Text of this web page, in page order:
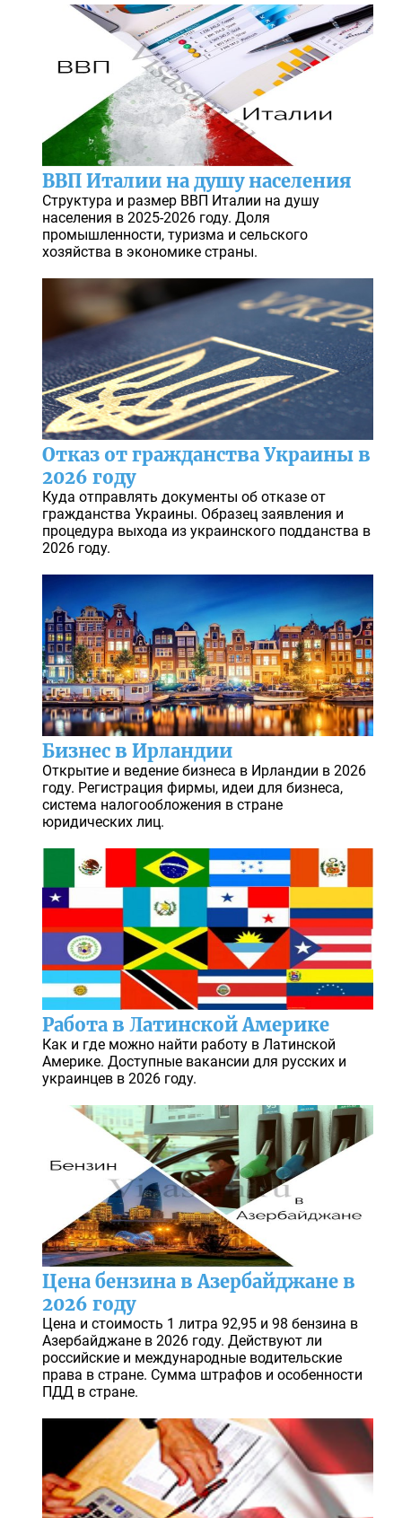
ВВП Италии на душу населения
Структура и размер ВВП Италии на душу
населения в 2025-2026 году. Доля
промышленности, туризма и сельского
хозяйства в экономике страны.
Отказ от гражданства Украины в
2026 году
Куда отправлять документы об отказе от
гражданства Украины. Образец заявления и
процедура выхода из украинского подданства в
2026 году.
Бизнес в Ирландии
Открытие и ведение бизнеса в Ирландии в 2026
году. Регистрация фирмы, идеи для бизнеса,
система налогообложения в стране
юридических лиц.
Работа в Латинской Америке
Как и где можно найти работу в Латинской
Америке. Доступные вакансии для русских и
украинцев в 2026 году.
Цена бензина в Азербайджане в
2026 году
Цена и стоимость 1 литра 92,95 и 98 бензина в
Азербайджане в 2026 году. Действуют ли
российские и международные водительские
права в стране. Сумма штрафов и особенности
ПДД в стране.